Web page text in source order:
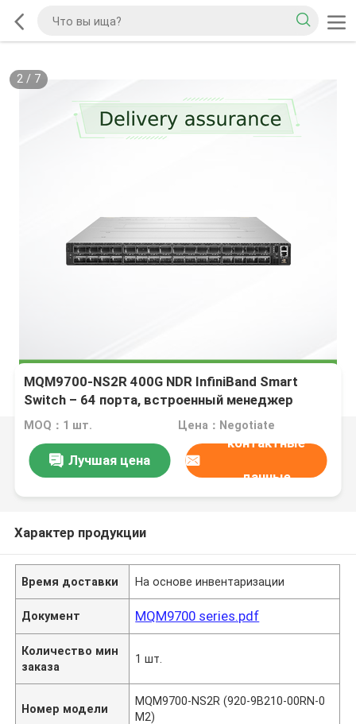
2/ 7
MQM9700-NS2R 400G NDR InfiniBand Smart
Switch – 64 порта, встроенный менеджер
подсети, воздушный поток C2P
MOQ：1 шт. Цена：Negotiate
Лучшая цена
контактные
данные
Характер продукции
Время доставки На основе инвентаризации
Документ MQM9700 series.pdf
Количество мин
заказа
1 шт.
Номер модели
MQM9700-NS2R (920-9B210-00RN-0
M2)